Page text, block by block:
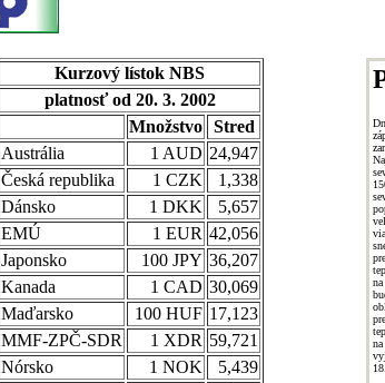
Kurzový lístok NBS
platnosť od 20. 3. 2002
Množstvo Stred
Austrália
1 AUD 24,947
Česká republika
1 CZK
1,338
Dánsko
1 DKK
5,657
EMÚ
1 EUR 42,056
Japonsko
100 JPY 36,207
Kanada
1 CAD 30,069
Maďarsko
100 HUF 17,123
MMF-ZPČ-SDR
1 XDR 59,721
Nórsko
1 NOK
5,439